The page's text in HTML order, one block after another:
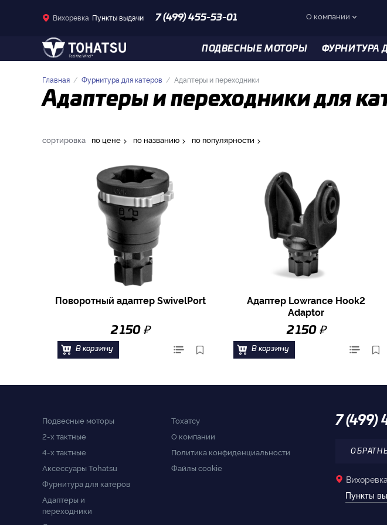
Вихоревка Пункты выдачи 7 (499) 455-53-01 О компании
ПОДВЕСНЫЕ МОТОРЫ ФУРНИТУРА
Главная Фурнитура для катеров Адаптеры и переходники
Адаптеры и переходники для
сортировка по цене по названию по популярности
Поворотный адаптер SwivelPort
2 150 ₽
В корзину
Адаптер Lowrance Hook2
Adaptor
2 150 ₽
В корзину
Подвесные моторы
2-x тактные
4-x тактные
Аксессуары Tohatsu
Фурнитура для катеров
Адаптеры и
переходники
Тохатсу
О компании
Политика конфиденциальности
Файлы cookie
7 (499)
Вихоревка
Пункты